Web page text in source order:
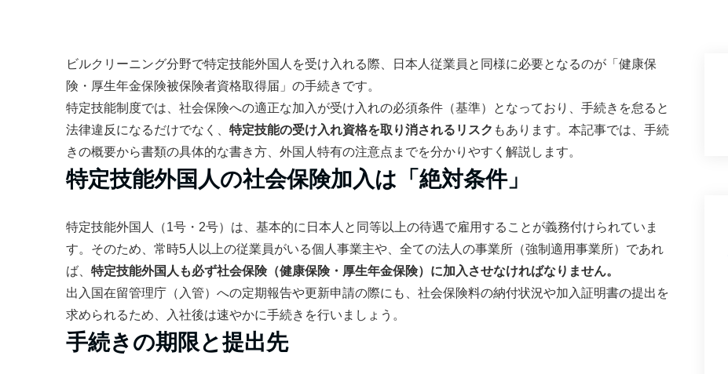
ビルクリーニング分野で特定技能外国人を受け入れる際、日本人従業員と同様に必要となるのが「健康保
険・厚生年金保険被保険者資格取得届」の手続きです。
特定技能制度では、社会保険への適正な加入が受け入れの必須条件（基準）となっており、手続きを怠ると
法律違反になるだけでなく、 特定技能の受け入れ資格を取り消されるリスク もあります。本記事では、手続
きの概要から書類の具体的な書き方、外国人特有の注意点までを分かりやすく解説します。
特定技能外国人の社会保険加入は「絶対条件」
特定技能外国人（1号・2号）は、基本的に日本人と同等以上の待遇で雇用することが義務付けられていま
す。そのため、常時5人以上の従業員がいる個人事業主や、全ての法人の事業所（強制適用事業所）であれ
ば、 特定技能外国人も必ず社会保険（健康保険・厚生年金保険）に加入させなければなりません。
出入国在留管理庁（入管）への定期報告や更新申請の際にも、社会保険料の納付状況や加入証明書の提出を
求められるため、入社後は速やかに手続きを行いましょう。
手続きの期限と提出先